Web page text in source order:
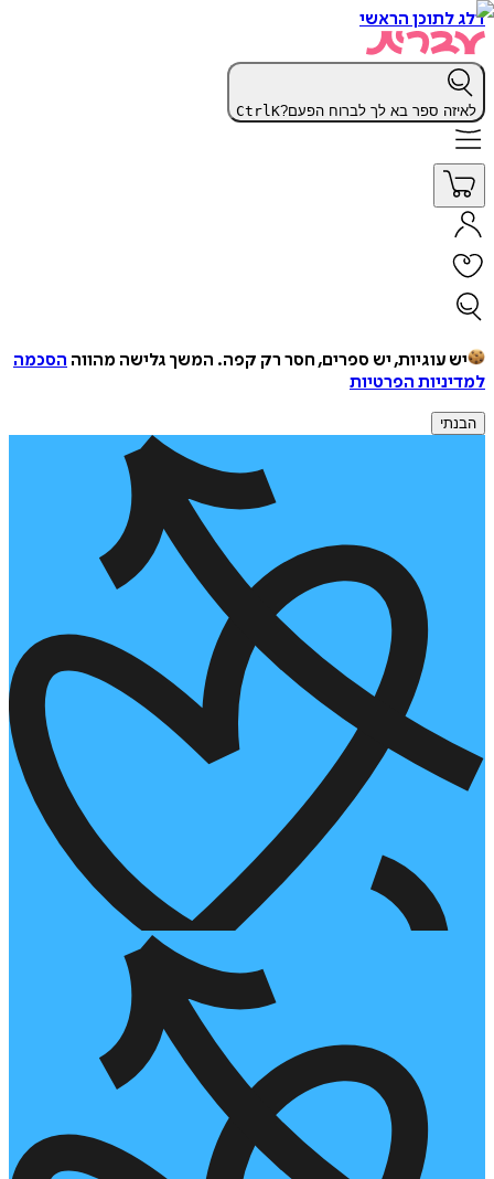
דלג לתוכן הראשי
לאיזה ספר בא לך לברוח הפעם? CtrlK
יש עוגיות, יש ספרים, חסר רק קפה. המשך גלישה מהווה הסכמה
למדיניות הפרטיות
הבנתי